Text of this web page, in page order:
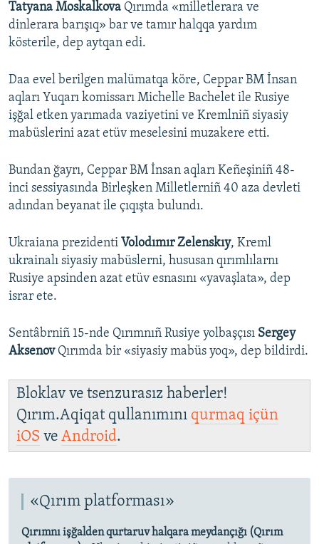
Tatyana Moskalkova Qırımda «milletlerara ve
dinlerara barışıq» bar ve tamır halqqa yardım
kösterile, dep aytqan edi.
Daa evel berilgen malümatqa köre, Ceppar BM İnsan
aqları Yuqarı komissarı Michelle Bachelet ile Rusiye
işğal etken yarımada vaziyetini ve Kremlniñ siyasiy
mabüslerini azat etüv meselesini muzakere etti.
Bundan ğayrı, Ceppar BM İnsan aqları Keñeşiniñ 48-
inci sessiyasında Birleşken Milletlerniñ 40 aza devleti
adından beyanat ile çıqışta bulundı.
Ukraiana prezidenti Volodımır Zelenskıy, Kreml
ukrainalı siyasiy mabüslerni, hususan qırımlılarnı
Rusiye apsinden azat etüv esnasını «yavaşlata», dep
israr ete.
Sentâbrniñ 15-nde Qırımnıñ Rusiye yolbaşçısı Sergey
AksenovQırımda bir «siyasiy mabüs yoq», dep bildirdi.
Bloklav ve tsenzurasız haberler!
Qırım.Aqiqat qullanımını qurmaq içün
iOS ve Android.
«Qırım platforması»
Qırımnı işğalden qurtaruv halqara meydançığı (Qırım